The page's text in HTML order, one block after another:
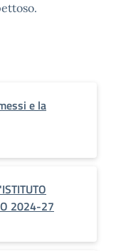
e la
2024-27